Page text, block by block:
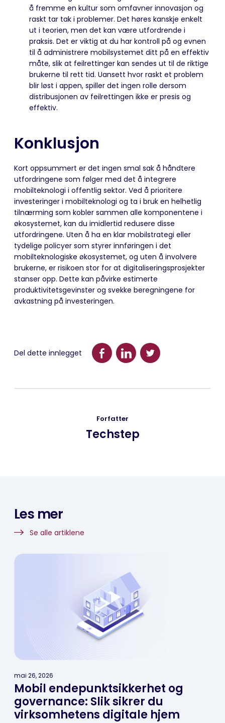
å fremme en kultur som omfavner innovasjon og
raskt tar tak i problemer. Det høres kanskje enkelt
ut i teorien, men det kan være utfordrende i
praksis. Det er viktig at du har kontroll på og evnen
til å administrere mobilsystemet ditt på en effektiv
måte, slik at feilrettinger kan sendes ut til de riktige
brukerne til rett tid. Uansett hvor raskt et problem
blir løst i appen, spiller det ingen rolle dersom
distribusjonen av feilrettingen ikke er presis og
effektiv.
Konklusjon
Kort oppsummert er det ingen smal sak å håndtere
utfordringene som følger med det å integrere
mobilteknologi i offentlig sektor. Ved å prioritere
investeringer i mobilteknologi og ta i bruk en helhetlig
tilnærming som kobler sammen alle komponentene i
økosystemet, kan du imidlertid redusere disse
utfordringene. Uten å ha en klar mobilstrategi eller
tydelige policyer som styrer innføringen i det
mobilteknologiske økosystemet, og uten å involvere
brukerne, er risikoen stor for at digitaliseringsprosjekter
stanser opp. Dette kan påvirke estimerte
produktivitetsgevinster og svekke beregningene for
avkastning på investeringen.
Del dette innlegget
Forfatter
Techstep
Les mer
Se alle artiklene
mai 26, 2026
Mobil endepunktsikkerhet og
governance: Slik sikrer du
virksomhetens digitale hjem